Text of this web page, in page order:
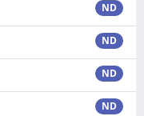
ND
ND
ND
ND